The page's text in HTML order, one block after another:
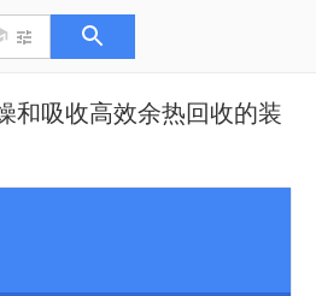
和吸收高效余热回收的装